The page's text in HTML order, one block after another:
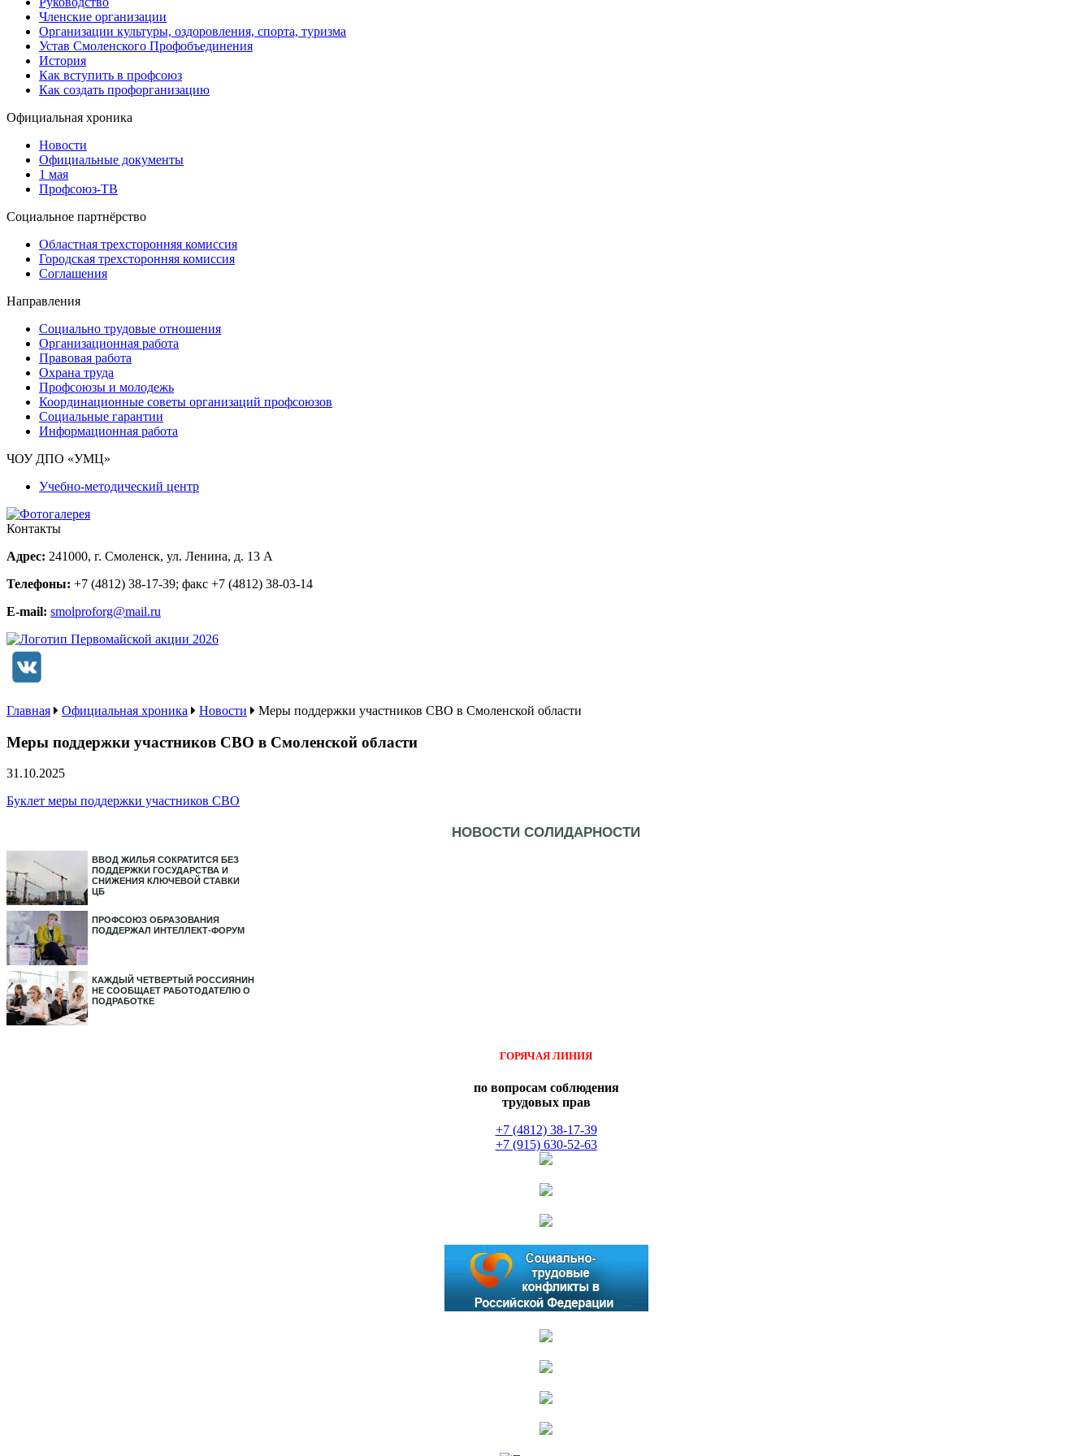
Членские организации
Организации культуры, оздоровления, спорта, туризма
Устав Смоленского Профобъединения
История
Как вступить в профсоюз
Как создать профорганизацию
Официальная хроника
Новости
Официальные документы
1 мая
Профсоюз-ТВ
Социальное партнёрство
Областная трехсторонняя комиссия
Городская трехсторонняя комиссия
Соглашения
Направления
Социально трудовые отношения
Организационная работа
Правовая работа
Охрана труда
Профсоюзы и молодежь
Координационные советы организаций профсоюзов
Социальные гарантии
Информационная работа
ЧОУ ДПО «УМЦ»
Учебно-методический центр
Контакты
Адрес: 241000, г. Смоленск, ул. Ленина, д. 13 А
Телефоны: +7 (4812) 38-17-39; факс +7 (4812) 38-03-14
E-mail: smolproforg@mail.ru
Главная Официальная хроника Новости Меры поддержки участников СВО в Смоленской области
Меры поддержки участников СВО в Смоленской области
31.10.2025
Буклет меры поддержки участников СВО
НОВОСТИ СОЛИДАРНОСТИ
ВВОД ЖИЛЬЯ СОКРАТИТСЯ БЕЗ
ПОДДЕРЖКИ ГОСУДАРСТВА И
СНИЖЕНИЯ КЛЮЧЕВОЙ СТАВКИ
ЦБ
ПРОФСОЮЗ ОБРАЗОВАНИЯ
ПОДДЕРЖАЛ ИНТЕЛЛЕКТ-ФОРУМ
КАЖДЫЙ ЧЕТВЕРТЫЙ РОССИЯНИН
НЕ СООБЩАЕТ РАБОТОДАТЕЛЮ О
ПОДРАБОТКЕ
ГОРЯЧАЯ ЛИНИЯ
по вопросам соблюдения
трудовых прав
+7 (4812) 38-17-39
+7 (915) 630-52-63